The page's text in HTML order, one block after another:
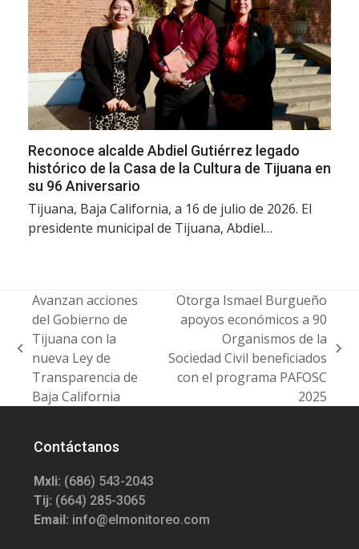
Reconoce alcalde Abdiel Gutiérrez legado
histórico de la Casa de la Cultura de Tijuana en
su 96 Aniversario
Tijuana, Baja California, a 16 de julio de 2026. El
presidente municipal de Tijuana, Abdiel…
previous
post:
Avanzan acciones
del Gobierno de
Tijuana con la
nueva Ley de
Transparencia de
Baja California
next
post:
Otorga Ismael Burgueño
apoyos económicos a 90
Organismos de la
Sociedad Civil beneficiados
con el programa PAFOSC
2025
Contáctanos
Mxli: (686) 543-2043
Tij: (664) 285-3065
Email: info@elmonitoreo.com